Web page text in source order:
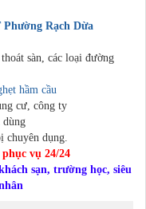
Phường Rạch Dừa
sàn, các loại đường
hầm cầu
cư, công ty
dùng
chuyên dụng.
vụ 24/24
sạn, trường học, siêu